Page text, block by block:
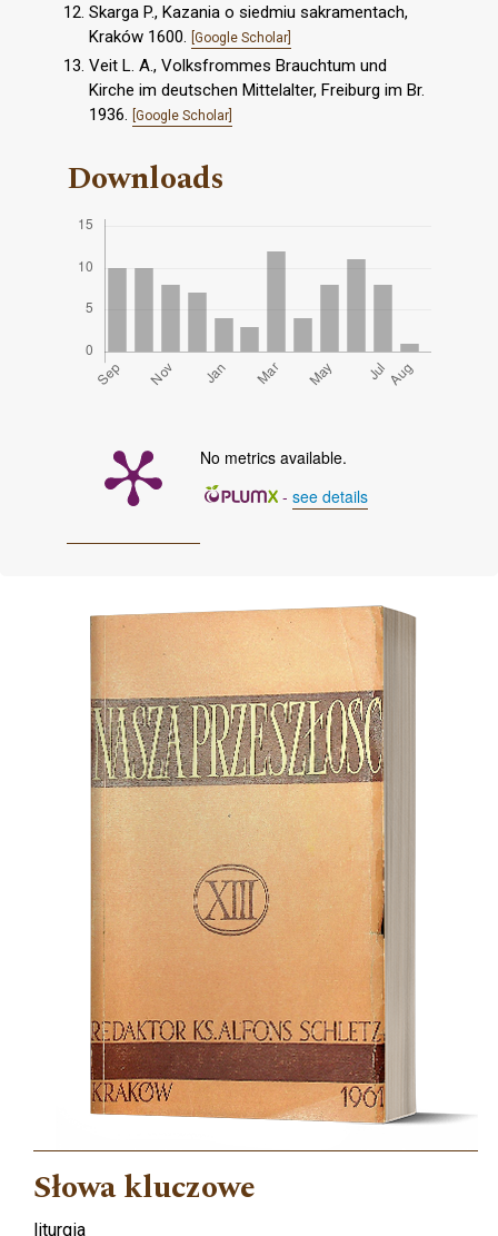
Skarga P., Kazania o siedmiu sakramentach,
Kraków 1600. [Google Scholar]
Veit L. A., Volksfrommes Brauchtum und
Kirche im deutschen Mittelalter, Freiburg im Br.
1936.
[Google Scholar]
Downloads
No metrics available.
- see details
Słowa kluczowe
liturgia